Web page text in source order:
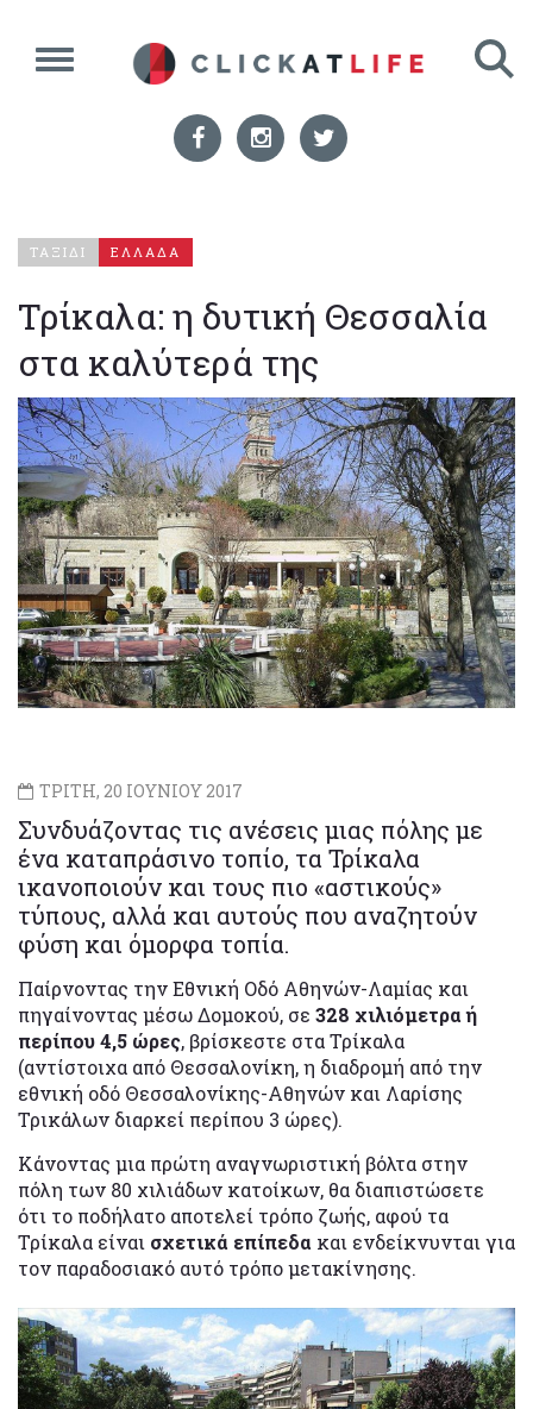
ΤΑΞΙΔΙ ΕΛΛΑΔΑ
Τρίκαλα: η δυτική Θεσσαλία
στα καλύτερά της
ΤΡΙΤΗ, 20 ΙΟΥΝΙΟΥ 2017
Συνδυάζοντας τις ανέσεις μιας πόλης με
ένα καταπράσινο τοπίο, τα Τρίκαλα
ικανοποιούν και τους πιο «αστικούς»
τύπους, αλλά και αυτούς που αναζητούν
φύση και όμορφα τοπία.
Παίρνοντας την Εθνική Οδό Αθηνών-Λαμίας και
πηγαίνοντας μέσω Δομοκού, σε 328 χιλιόμετρα ή
περίπου 4,5 ώρες, βρίσκεστε στα Τρίκαλα
(αντίστοιχα από Θεσσαλονίκη, η διαδρομή από την
εθνική οδό Θεσσαλονίκης-Αθηνών και Λαρίσης
Τρικάλων διαρκεί περίπου 3 ώρες).
Κάνοντας μια πρώτη αναγνωριστική βόλτα στην
πόλη των 80 χιλιάδων κατοίκων, θα διαπιστώσετε
ότι το ποδήλατο αποτελεί τρόπο ζωής, αφού τα
Τρίκαλα είναι σχετικά επίπεδα και ενδείκνυνται για
τον παραδοσιακό αυτό τρόπο μετακίνησης.